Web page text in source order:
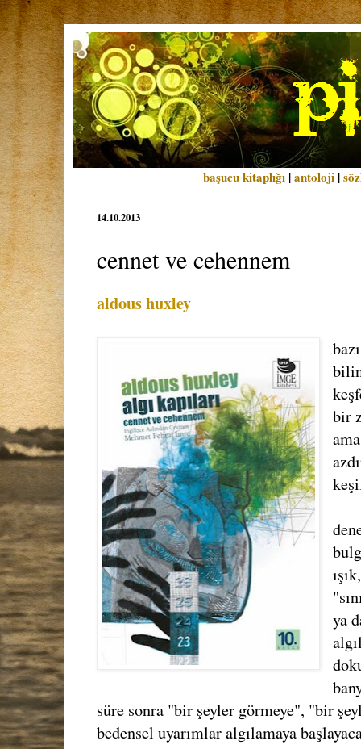
başucu kitaplığı |antoloji |
14.10.2013
cennet ve cehennem
aldous huxley
bir
ya
süre sonra "bir şeyler görmeye", "bir
bedensel uyarımlar algılamaya